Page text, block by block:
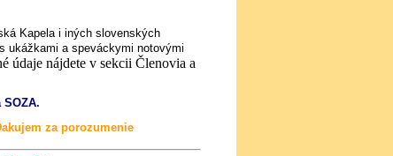
Kapela i iných slovenských
ukážkami a speváckymi notovými
údaje nájdete v sekcii Členovia a
za porozumenie